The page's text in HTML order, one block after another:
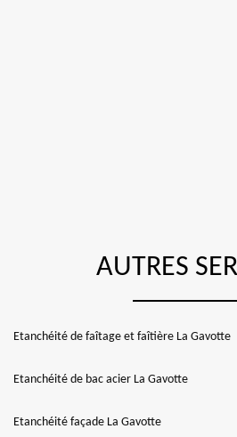
AUTRES
Etanchéité de faîtage et faîtière La Gavotte
Etanchéité de bac acier La Gavotte
Etanchéité façade La Gavotte